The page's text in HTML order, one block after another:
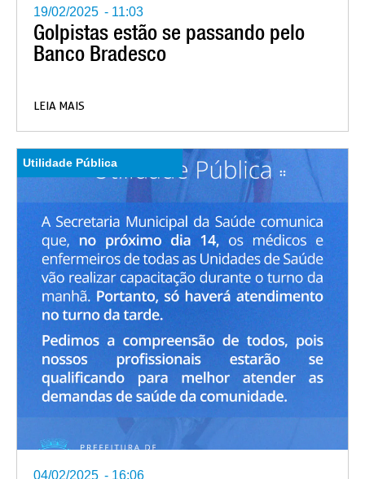
19/02/2025 - 11:03
Golpistas estão se passando pelo
Banco Bradesco
LEIA MAIS
Utilidade Pública
04/02/2025 - 16:06